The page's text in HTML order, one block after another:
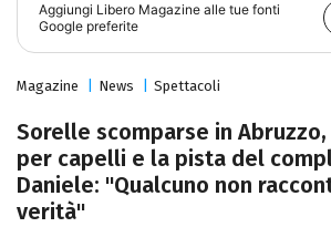
Aggiungi Libero Magazine alle tue fonti
Google preferite
Magazine News Spettacoli
Sorelle scomparse in
per capelli e la pista del
Daniele: "Qualcuno non
verità"